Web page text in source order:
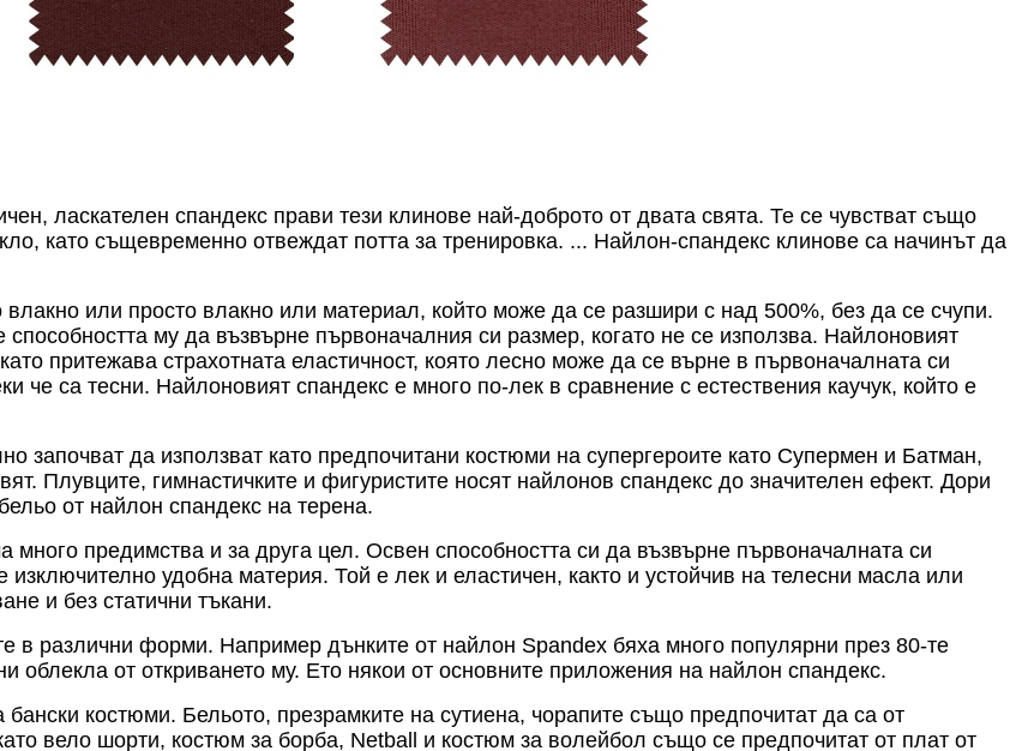
ласкателен спандекс прави тези клинове най-доброто от двата свята. Те се чувстват също
като същевременно отвеждат потта за тренировка. ... Найлон-спандекс клинове са начинът да
или просто влакно или материал, който може да се разшири с над 500%, без да се счупи.
му да възвърне първоначалния си размер, когато не се използва. Найлоновият
притежава страхотната еластичност, която лесно може да се върне в първоначалната си
че са тесни. Найлоновият спандекс е много по-лек в сравнение с естествения каучук, който е
започват да използват като предпочитани костюми на супергероите като Супермен и Батман,
Плувците, гимнастичките и фигуристите носят найлонов спандекс до значителен ефект. Дори
от найлон спандекс на терена.
предимства и за друга цел. Освен способността си да възвърне първоначалната си
удобна материя. Той е лек и еластичен, както и устойчив на телесни масла или
и без статични тъкани.
в различни форми. Например дънките от найлон Spandex бяха много популярни през 80-те
облекла от откриването му. Ето някои от основните приложения на найлон спандекс.
костюми. Бельото, презрамките на сутиена, чорапите също предпочитат да са от
вело шорти, костюм за борба, Netball и костюм за волейбол също се предпочитат от плат от